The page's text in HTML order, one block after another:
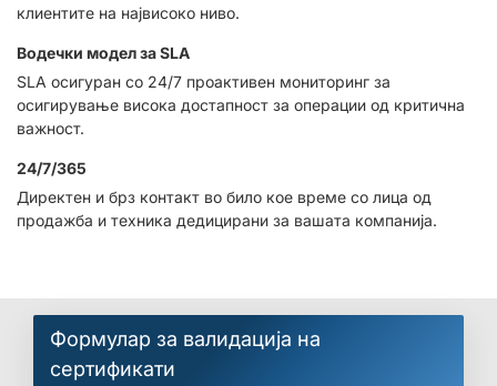
клиентите на највисоко ниво.
Водечки модел за SLA
SLA осигуран со 24/7 проактивен мониторинг за
осигирување висока достапност за операции од критична
важност.
24/7/365
Директен и брз контакт во било кое време со лица од
продажба и техника дедицирани за вашата компанија.
Формулар за валидација на
сертификати